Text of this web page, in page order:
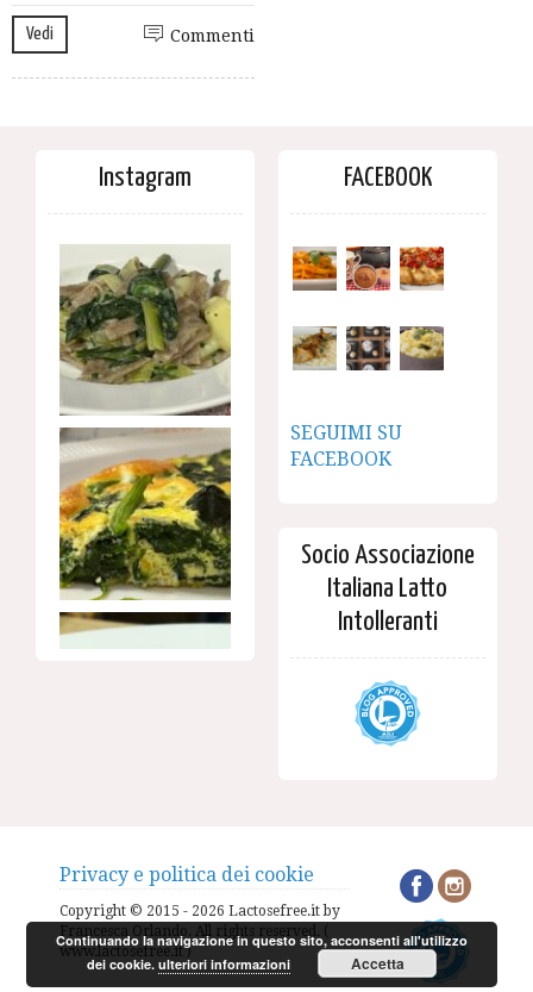
Vedi Commenti
Instagram FACEBOOK
SEGUIMI SU
FACEBOOK
Socio Associazione
Italiana Latto
Intolleranti
Privacy e politica dei cookie
Copyright © 2015 - 2026 Lactosefree.it by
Francesca Orlando. All rights reserved. (
www.lactosefree.it )
Continuando la navigazione in questo sito, acconsenti all'utilizzo
dei cookie.ulteriori informazioni Accetta